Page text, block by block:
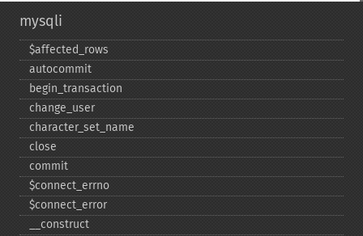
mysqli
$affected_​rows
autocommit
begin_​transaction
change_​user
character_​set_​name
close
commit
$connect_​errno
$connect_​error
_​_​construct